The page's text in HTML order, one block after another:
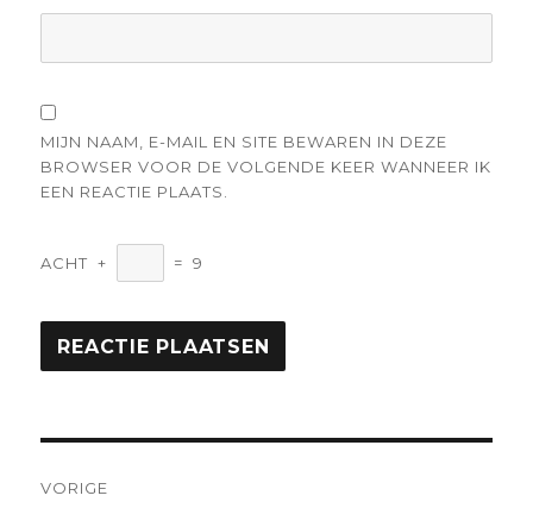
MIJN NAAM, E-MAIL EN SITE BEWAREN IN DEZE
BROWSER VOOR DE VOLGENDE KEER WANNEER IK
EEN REACTIE PLAATS.
ACHT + = 9
VORIGE